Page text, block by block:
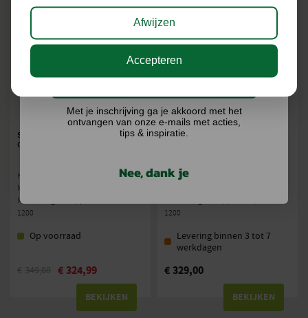
STIGA COLLECTOR 48S
GRASMAAIER
Krachtbron: Benzine
Maaibreedte (cm): 46
Maximaal gazonoppervlak (tot m²):
1200
Op voorraad
€ 349,00 €324,99
BEKIJKEN
STIGA COMBI 48 GRASMAAIER
Krachtbron: Benzine
1200
Levering binnen 3 tot 7
werkdagen
€329,00
BEKIJKEN
Afwijzen
Accepteren
Ik doe graag mee!
Met je inschrijving ga je akkoord met het
ontvangen van onze e-mails met acties,
tips & inspiratie.
Nee, dank je